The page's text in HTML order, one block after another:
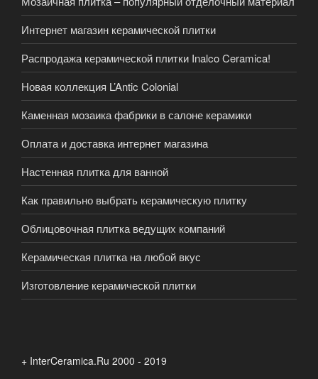
Интернет магазин керамической плитки
Распродажа керамической плитки Inalco Ceramica!
Новая коллекция L’Antic Colonial
Каменная мозаика фабрики в салоне керамики
Оплата и доставка интернет магазина
Настенная плитка для ванной
Как правильно выбрать керамическую плитку
Облицовочная плитка ведущих компаний
Керамическая плитка на любой вкус
Изготовление керамической плитки
+ InterCeramica.Ru 2000 - 2019